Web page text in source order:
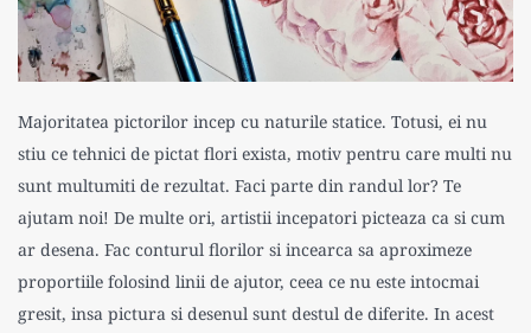
Majoritatea pictorilor incep cu naturile statice. Totusi, ei nu
stiu ce tehnici de pictat flori exista, motiv pentru care multi nu
sunt multumiti de rezultat. Faci parte din randul lor? Te
ajutam noi! De multe ori, artistii incepatori picteaza ca si cum
ar desena. Fac conturul florilor si incearca sa aproximeze
proportiile folosind linii de ajutor, ceea ce nu este intocmai
gresit, insa pictura si desenul sunt destul de diferite. In acest